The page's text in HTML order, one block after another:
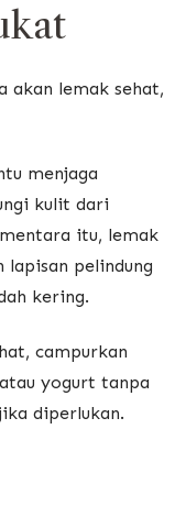
akan lemak sehat,
menjaga
kulit dari
itu, lemak
pelindung
kering.
campurkan
yogurt tanpa
diperlukan.